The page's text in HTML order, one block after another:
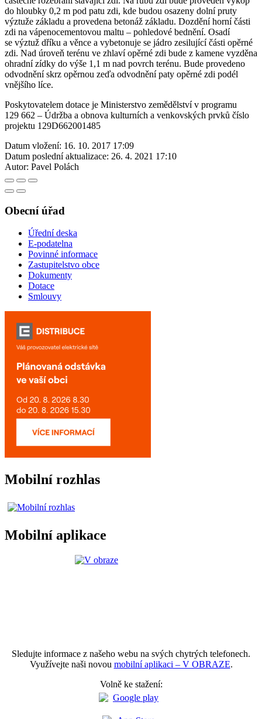
do hloubky 0,2 m pod patu zdi, kde budou osazeny dolní pruty
výztuže základu a provedena betonáž základu. Dozdění horní části
zdi na vápenocementovou maltu – pohledové bednění. Osadí
se výztuž dříku a věnce a vybetonuje se jádro zesilující části opěrné
zdi. Nad úroveň terénu ve zhlaví opěrné zdi bude z kamene vyzděna
ohradní zídky do výše 1,1 m nad povrch terénu. Bude provedeno
odvodnění skrz opěrnou zeďa odvodnění paty opěrné zdi podél
vnějšího líce.
Poskytovatelem dotace je Ministerstvo zemědělství v programu
129 662 – Údržba a obnova kulturních a venkovských prvků číslo
projektu 129D662001485
Datum vložení: 16. 10. 2017 17:09
Datum poslední aktualizace: 26. 4. 2021 17:10
Autor: Pavel Polách
Obecní úřad
Úřední deska
E-podatelna
Povinné informace
Zastupitelstvo obce
Dokumenty
Dotace
Smlouvy
Mobilní rozhlas
Mobilní aplikace
Sledujte informace z našeho webu na svých chytrých telefonech.
Využívejte naši novou mobilní aplikaci – V OBRAZE.
Volně ke stažení: